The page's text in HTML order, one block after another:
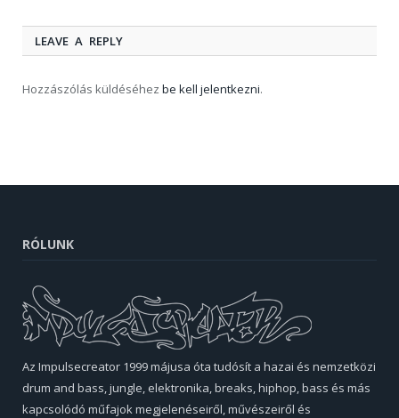
LEAVE A REPLY
Hozzászólás küldéséhez be kell jelentkezni.
RÓLUNK
Az Impulsecreator 1999 májusa óta tudósít a hazai és nemzetközi
drum and bass, jungle, elektronika, breaks, hiphop, bass és más
kapcsolódó műfajok megjelenéseiről, művészeiről és